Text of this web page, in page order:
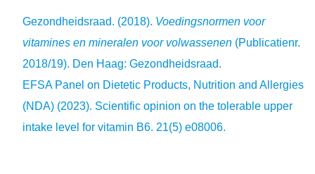
Gezondheidsraad. (2018). Voedingsnormen voor
vitamines en mineralen voor volwassenen (Publicatienr.
2018/19). Den Haag: Gezondheidsraad.
EFSA Panel on Dietetic Products, Nutrition and Allergies
(NDA) (2023). Scientific opinion on the tolerable upper
intake level for vitamin B6. 21(5) e08006.